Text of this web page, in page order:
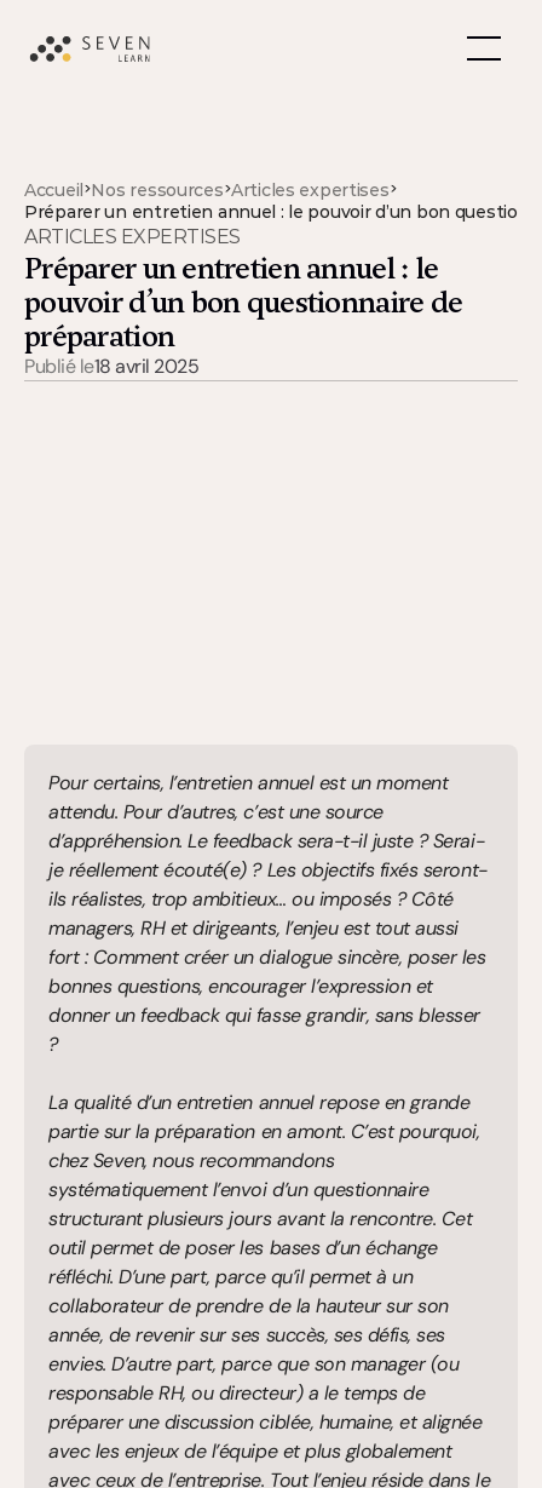
Accueil>Nos ressources>Articles expertises>
Préparer un entretien annuel : le pouvoir d’un bon
ARTICLES EXPERTISES
Préparer un entretien annuel : le
pouvoir d’un bon questionnaire de
préparation
Publié le18 avril 2025
Pour certains, l’entretien annuel est un moment
attendu. Pour d’autres, c’est une source
d’appréhension. Le feedback sera-t-il juste ? Serai-
je réellement écouté(e) ? Les objectifs fixés seront-
ils réalistes, trop ambitieux… ou imposés ? Côté
managers, RH et dirigeants, l’enjeu est tout aussi
fort : Comment créer un dialogue sincère, poser les
bonnes questions, encourager l’expression et
donner un feedback qui fasse grandir, sans blesser
?
La qualité d’un entretien annuel repose en grande
partie sur la préparation en amont. C’est pourquoi,
chez Seven, nous recommandons
systématiquement l’envoi d’un questionnaire
structurant plusieurs jours avant la rencontre. Cet
outil permet de poser les bases d’un échange
réfléchi. D’une part, parce qu’il permet à un
collaborateur de prendre de la hauteur sur son
année, de revenir sur ses succès, ses défis, ses
envies. D’autre part, parce que son manager (ou
responsable RH, ou directeur) a le temps de
préparer une discussion ciblée, humaine, et alignée
avec les enjeux de l’équipe et plus globalement
avec ceux de l’entreprise. Tout l’enjeu réside dans le